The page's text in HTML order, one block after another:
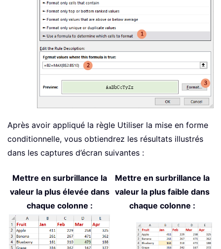
Après avoir appliqué la règle Utiliser la mise en forme
conditionnelle, vous obtiendrez les résultats illustrés
dans les captures d’écran suivantes :
Mettre en surbrillance la
valeur la plus élevée dans
chaque colonne :
Mettre en surbrillance la
valeur la plus faible dans
chaque colonne :